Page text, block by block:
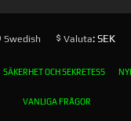
Swedish Valuta: SEK
SÄKERHET OCH SEKRETESS
VANLIGA FRÅGOR